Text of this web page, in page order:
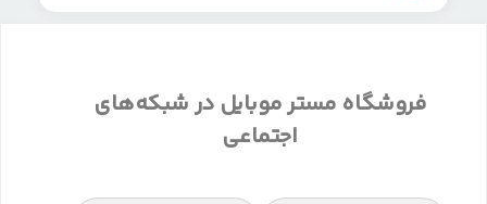
فروشگاه مستر موبایل در شبکه‌های
اجتماعی